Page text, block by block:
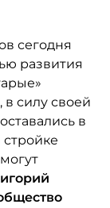
сегодня
развития
в силу своей
в